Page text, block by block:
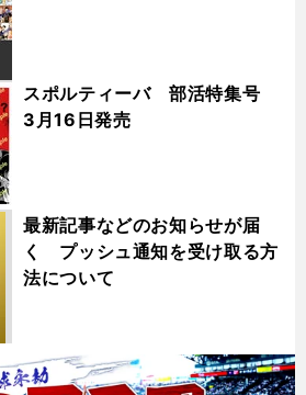
スポルティーバ 部活特集号
3月16日発売
最新記事などのお知らせが届
く プッシュ通知を受け取る方
法について